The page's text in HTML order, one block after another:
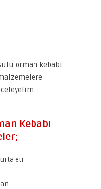
orman kebabı
Kebabı
eti